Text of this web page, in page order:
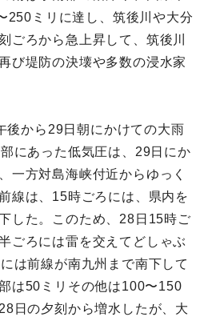
250ミリに達し、筑後川や大分
ごろから急上昇して、筑後川
び堤防の決壊や多数の浸水家
後から29日朝にかけての大雨
にあった低気圧は、29日にか
一方対島海峡付近からゆっく
線は、15時ごろには、県内を
した。このため、28日15時ご
ごろには雷を交えてどしゃぶ
は前線が南九州まで南下して
は50ミリその他は100〜150
日の夕刻から増水したが、大